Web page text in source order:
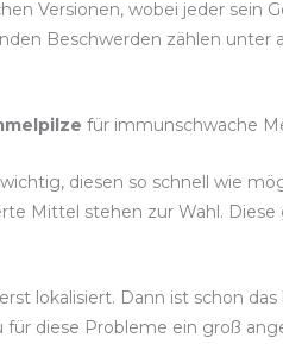
Versionen, wobei jeder sein
Beschwerden zählen
für immunschwache
diesen so schnell wie
Mittel stehen zur Wahl.
lokalisiert. Dann ist schon
für diese Probleme ein groß